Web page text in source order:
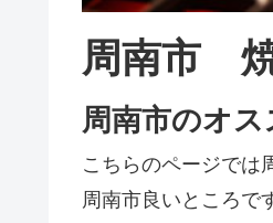
周南市
周南市のオ
こちらのページでは
周南市良いところで